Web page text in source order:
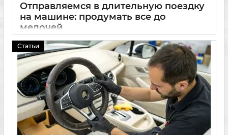
Отправляемся в длительную поездку
на машине: продумать все до
мелочей
14 03 2025 0
Статьи